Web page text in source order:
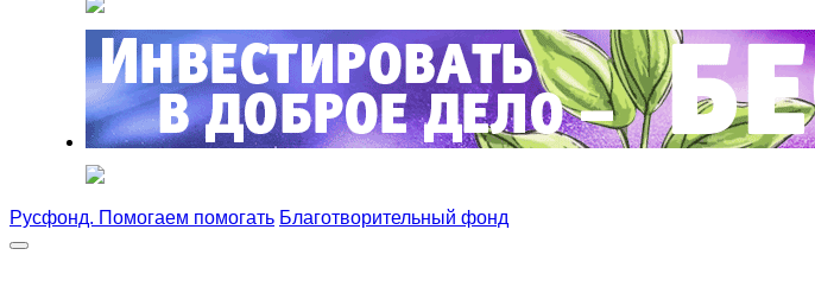
Русфонд. Помогаем помогать Благотворительный фонд